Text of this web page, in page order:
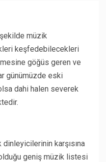
müzik
keşfedebilecekleri
göğüs geren ve
günümüzde eski
dahi halen severek
dinleyicilerinin karşısına
geniş müzik listesi